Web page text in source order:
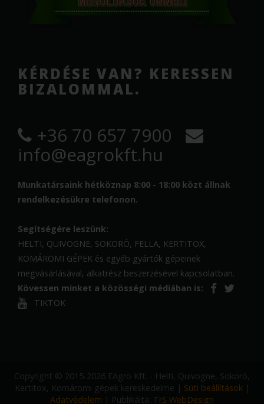
KÉRDÉSE VAN? KERESSEN
BIZALOMMAL.
+36 70 657 7900
info@eagrokft.hu
Munkatársaink hétköznap 8:00 - 18:00 közt állnak
rendelkezésükre telefonon.
Segítségére leszünk:
HELTI, QUIVOGNE, SOKORÓ, FELLA, KERTITOX,
KOMÁROMI GÉPEK és egyéb gyártók gépeinek
megvásárlásával, alkatrész beszerzésével kapcsolatban.
Kövessen minket a közösségi médiában is:
TIKTOK
Copyright © 2015-2026 EAgro Kft. - Helti, Quivogne, Sokoró,
Kertitox, Komáromi gépek kereskedelme | Süti beállítások|
Adatvédelem | Publikálta: TrS WebDesign